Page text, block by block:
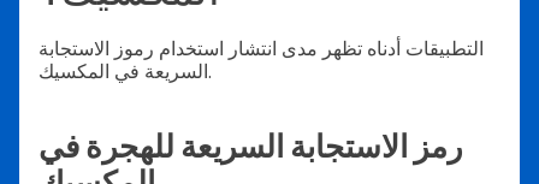
التطبيقات أدناه تظهر مدى انتشار استخدام رموز الاستجابة
السريعة في المكسيك.
رمز الاستجابة السريعة للهجرة في